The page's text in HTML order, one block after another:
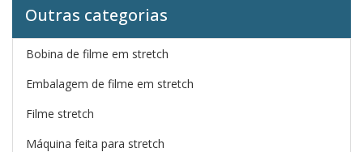
Outras categorias
Bobina de filme em stretch
Embalagem de filme em stretch
Filme stretch
Máquina feita para stretch